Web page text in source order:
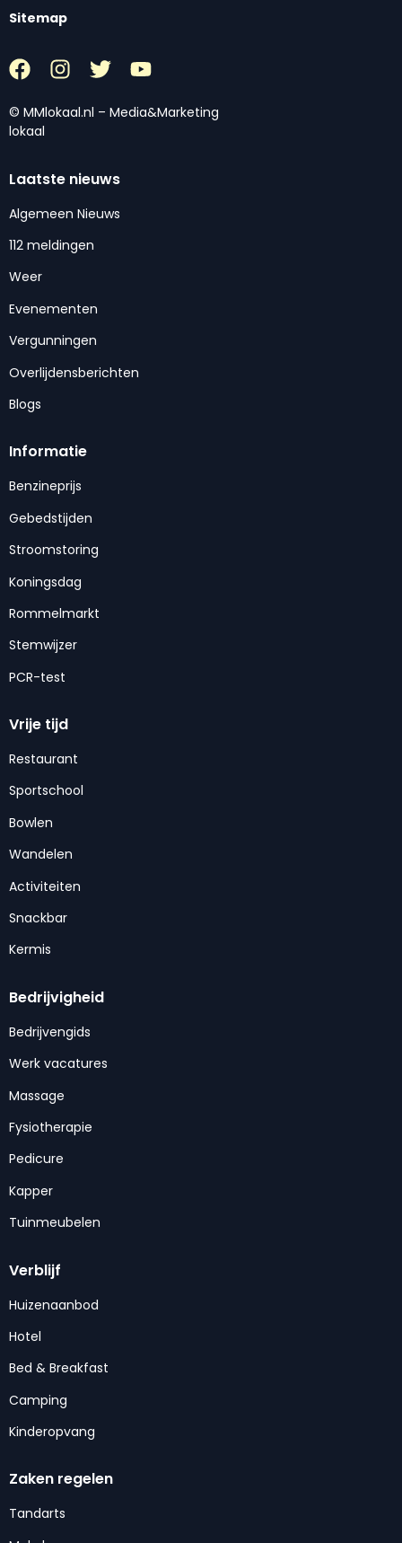
Sitemap
© MMlokaal.nl – Media&Marketing
lokaal
Laatste nieuws
Algemeen Nieuws
112 meldingen
Weer
Evenementen
Vergunningen
Overlijdensberichten
Blogs
Informatie
Benzineprijs
Gebedstijden
Stroomstoring
Koningsdag
Rommelmarkt
Stemwijzer
PCR-test
Vrije tijd
Restaurant
Sportschool
Bowlen
Wandelen
Activiteiten
Snackbar
Kermis
Bedrijvigheid
Bedrijvengids
Werk vacatures
Massage
Fysiotherapie
Pedicure
Kapper
Tuinmeubelen
Verblijf
Huizenaanbod
Hotel
Bed & Breakfast
Camping
Kinderopvang
Zaken regelen
Tandarts